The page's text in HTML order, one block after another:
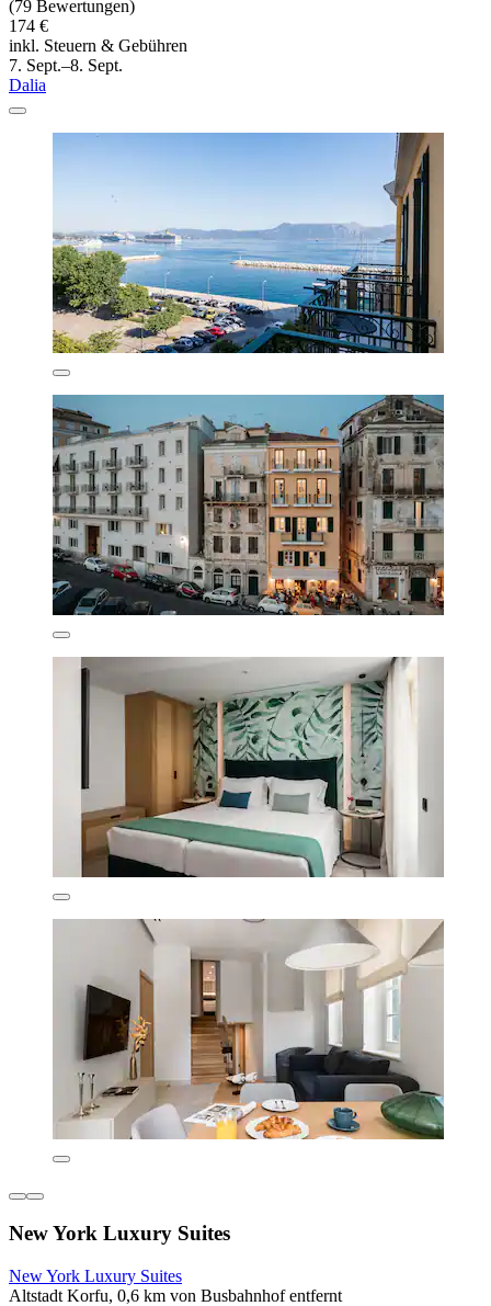
(79 Bewertungen)
174 €
inkl. Steuern & Gebühren
7. Sept.–8. Sept.
Dalia
New York Luxury Suites
New York Luxury Suites
Altstadt Korfu, 0,6 km von Busbahnhof entfernt